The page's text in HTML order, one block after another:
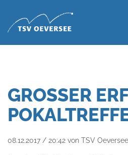
GROSSER
08.12.2017 / 20:42 von TSV Oeversee